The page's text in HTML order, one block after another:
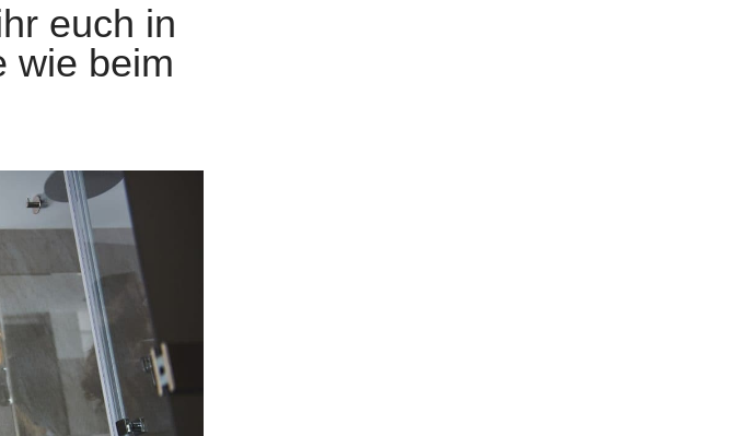
euch in
wie beim